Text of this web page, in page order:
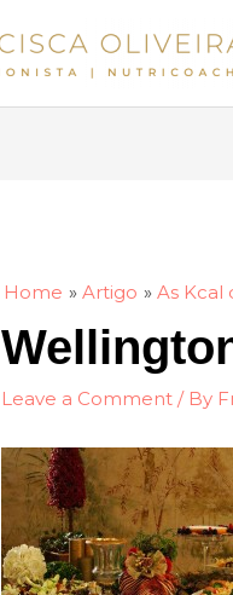
Home Artigo As Kcal
Leave a Comment / By